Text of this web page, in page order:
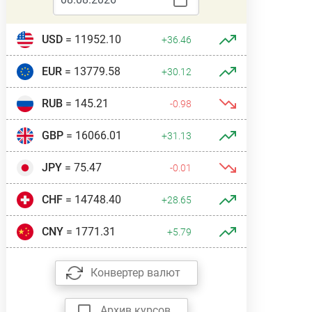
USD= 11952.10 +36.46
EUR= 13779.58 +30.12
RUB= 145.21 -0.98
GBP= 16066.01 +31.13
JPY= 75.47 -0.01
CHF= 14748.40 +28.65
CNY= 1771.31 +5.79
Конвертер валют